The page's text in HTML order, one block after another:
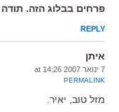
פרחים בבלוג הזה.
REPLY
איתן
7 ינואר 2007 at 14:26
PERMALINK
מזל טוב, יאיר.